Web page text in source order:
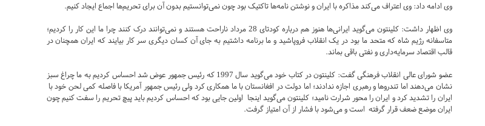
وی ادامه داد: وی اعتراف می‌کند مذاکره با ایران و نوشتن نامه‌ها تاکتیک بود چون نمی‌توانستیم بدون آن برای تحریم‌ها اجماع ایجاد کنیم.
وی اظهار داشت: کلینتون می‌گوید ایرانی‌ها هنوز هم درباره کودتای 28 مرداد ناراحت هستند و نمی‌توانند درک کنند چرا ما این کار را کردیم؛
متاسفانه رژیم شاه که متحد ما بود در یک انقلاب فروپاشید و ما برنامه داشتیم به جای آن کسان دیگری سر کار بیایند که ایران همچنان در
قالب اقتصاد سرمایه‌داری و نفتی باقی بماند.
عضو شورای عالی انقلاب فرهنگی گفت: کلینتون در کتاب خود می‌گوید سال 1997 که رئیس جمهور عوض شد احساس کردیم به ما چراغ سبز
نشان می‌دهند اما تندروها و رهبری اجازه ندادند؛ اما دولت در افغانستان با ما همکاری کرد ولی رئیس جمهور آمریکا با فاصله کمی لحن خود با
ایران را تشدید کرد و ایران را محور شرارت نامید؛ کلینتون می‌گوید اینجا اولین جایی بود که احساس کردیم باید پیچ تحریم را سفت کنیم چون
ایران موضع ضعف قرار گرفته است و می‌شود با فشار از آن امتیاز گرفت.